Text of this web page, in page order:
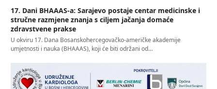
17. Dani BHAAAS-a: Sarajevo postaje centar medicinske i
stručne razmjene znanja s ciljem jačanja domaće
zdravstvene prakse
U okviru 17. Dana Bosanskohercegovačko-američke akademije
umjetnosti i nauka (BHAAAS), koji će biti održani od…